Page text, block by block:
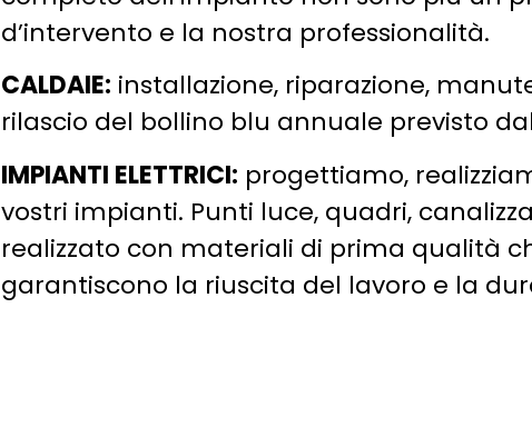
d’intervento e la nostra professionalità.
CALDAIE: installazione, riparazione,
rilascio del bollino blu annuale previsto
IMPIANTI ELETTRICI: progettiamo,
vostri impianti. Punti luce, quadri,
realizzato con materiali di prima qualità
garantiscono la riuscita del lavoro e la